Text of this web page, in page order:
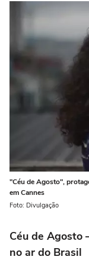
"Céu de Agosto",
em Cannes
Foto: Divulgação
Céu de Agosto
no ar do Brasil